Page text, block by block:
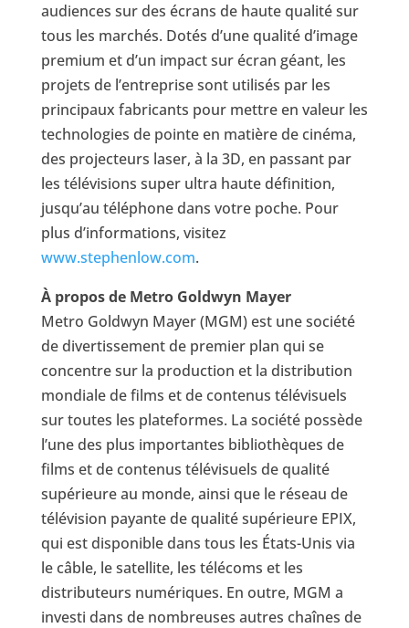
audiences sur des écrans de haute qualité sur
tous les marchés. Dotés d’une qualité d’image
premium et d’un impact sur écran géant, les
projets de l’entreprise sont utilisés par les
principaux fabricants pour mettre en valeur les
technologies de pointe en matière de cinéma,
des projecteurs laser, à la 3D, en passant par
les télévisions super ultra haute définition,
jusqu’au téléphone dans votre poche. Pour
plus d’informations, visitez
www.stephenlow.com.
À propos de Metro Goldwyn Mayer
Metro Goldwyn Mayer (MGM) est une société
de divertissement de premier plan qui se
concentre sur la production et la distribution
mondiale de films et de contenus télévisuels
sur toutes les plateformes. La société possède
l’une des plus importantes bibliothèques de
films et de contenus télévisuels de qualité
supérieure au monde, ainsi que le réseau de
télévision payante de qualité supérieure EPIX,
qui est disponible dans tous les États-Unis via
le câble, le satellite, les télécoms et les
distributeurs numériques. En outre, MGM a
investi dans de nombreuses autres chaînes de